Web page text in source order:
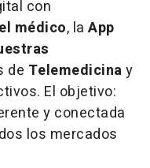
con
médico, la App
de Telemedicinay
El objetivo:
y conectada
los mercados